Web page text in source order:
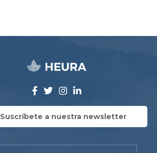
Suscríbete a nuestra newsletter